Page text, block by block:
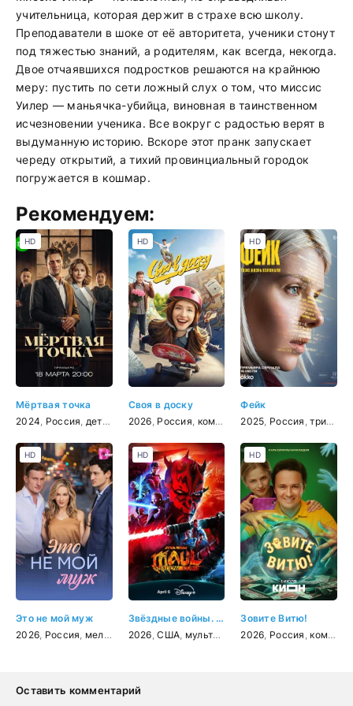
учительница, которая держит в страхе всю школу.
Преподаватели в шоке от её авторитета, ученики стонут
под тяжестью знаний, а родителям, как всегда, некогда.
Двое отчаявшихся подростков решаются на крайнюю
меру: пустить по сети ложный слух о том, что миссис
Уилер — маньячка-убийца, виновная в таинственном
исчезновении ученика. Все вокруг с радостью верят в
выдуманную историю. Вскоре этот пранк запускает
череду открытий, а тихий провинциальный городок
погружается в кошмар.
Рекомендуем:
Мёртвая точка
2024 Россия детектив
HD
Своя в доску
2026 Россия комедия
HD
Фейк
2025 Россия ,триллер
HD
Это не мой муж
2026 Россия мелодрама
HD
Звёздные войны. Дарт Мол: Повелитель теней
2026 ,США мультфильм ,фантастика боевик
HD
Зовите Витю!
2026 Россия комедия
HD
Оставить комментарий